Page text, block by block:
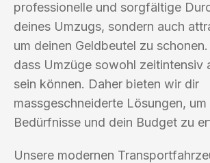
professionelle und sorgfältige
deines Umzugs, sondern auch
um deinen Geldbeutel zu
dass Umzüge sowohl zeitintensiv
sein können. Daher bieten wir dir
massgeschneiderte Lösungen, um
Bedürfnisse und dein Budget zu
Unsere modernen